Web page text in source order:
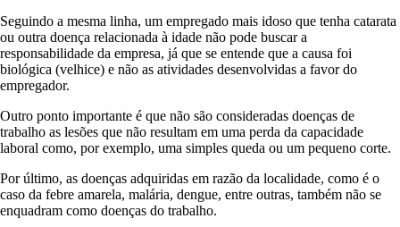
Seguindo a mesma linha, um empregado mais idoso que tenha catarata
ou outra doença relacionada à idade não pode buscar a
responsabilidade da empresa, já que se entende que a causa foi
biológica (velhice) e não as atividades desenvolvidas a favor do
empregador.
Outro ponto importante é que não são consideradas doenças de
trabalho as lesões que não resultam em uma perda da capacidade
laboral como, por exemplo, uma simples queda ou um pequeno corte.
Por último, as doenças adquiridas em razão da localidade, como é o
caso da febre amarela, malária, dengue, entre outras, também não se
enquadram como doenças do trabalho.